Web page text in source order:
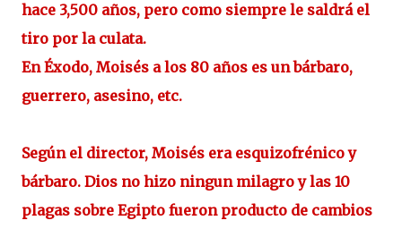
hace 3,500 años, pero como siempre le saldrá el
tiro por la culata.
En Éxodo, Moisés a los 80 años es un bárbaro,
guerrero, asesino, etc.
Según el director, Moisés era esquizofrénico y
bárbaro. Dios no hizo ningun milagro y las 10
plagas sobre Egipto fueron producto de cambios